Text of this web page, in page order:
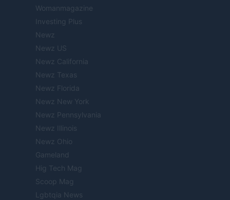
Womanmagazine
Investing Plus
Newz
Newz US
Newz California
Newz Texas
Newz Florida
Newz New York
Newz Pennsylvania
Newz Illinois
Newz Ohio
Gameland
Hig Tech Mag
Scoop Mag
Lgbtqia News